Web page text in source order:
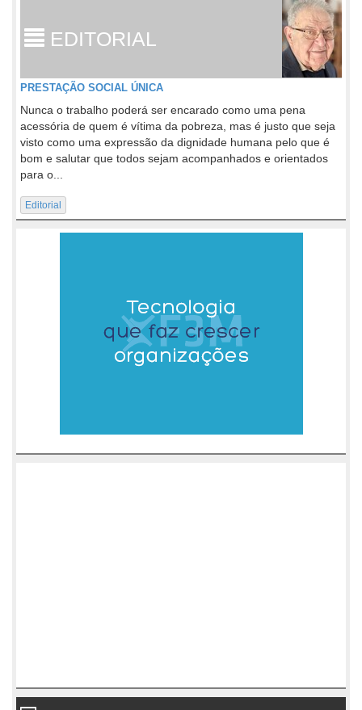
EDITORIAL
PRESTAÇÃO SOCIAL ÚNICA
Nunca o trabalho poderá ser encarado como uma pena
acessória de quem é vítima da pobreza, mas é justo que seja
visto como uma expressão da dignidade humana pelo que é
bom e salutar que todos sejam acompanhados e orientados
para o...
Editorial